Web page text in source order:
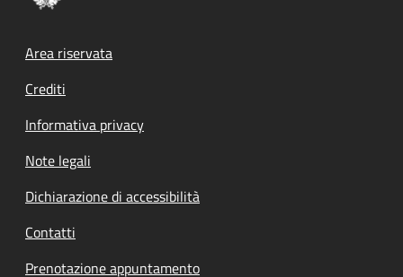
Footer menu
Area riservata
Crediti
Informativa privacy
Note legali
Dichiarazione di accessibilità
Contatti
Prenotazione appuntamento